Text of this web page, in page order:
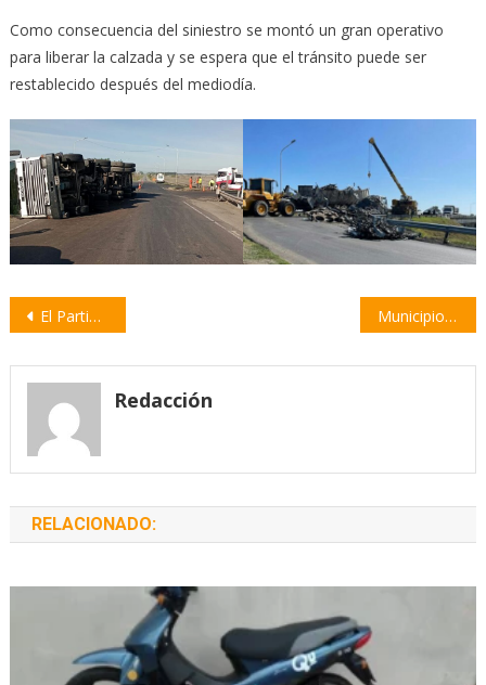
Como consecuencia del siniestro se montó un gran operativo
para liberar la calzada y se espera que el tránsito puede ser
restablecido después del mediodía.
Navegación
entradas
El Partido Socialista celebró sus 50 años de historia en Villa Gobernador Gálvez Municipio de Villa Constitución participa en la Feria Internacional de Turismo
Redacción
RELACIONADO: